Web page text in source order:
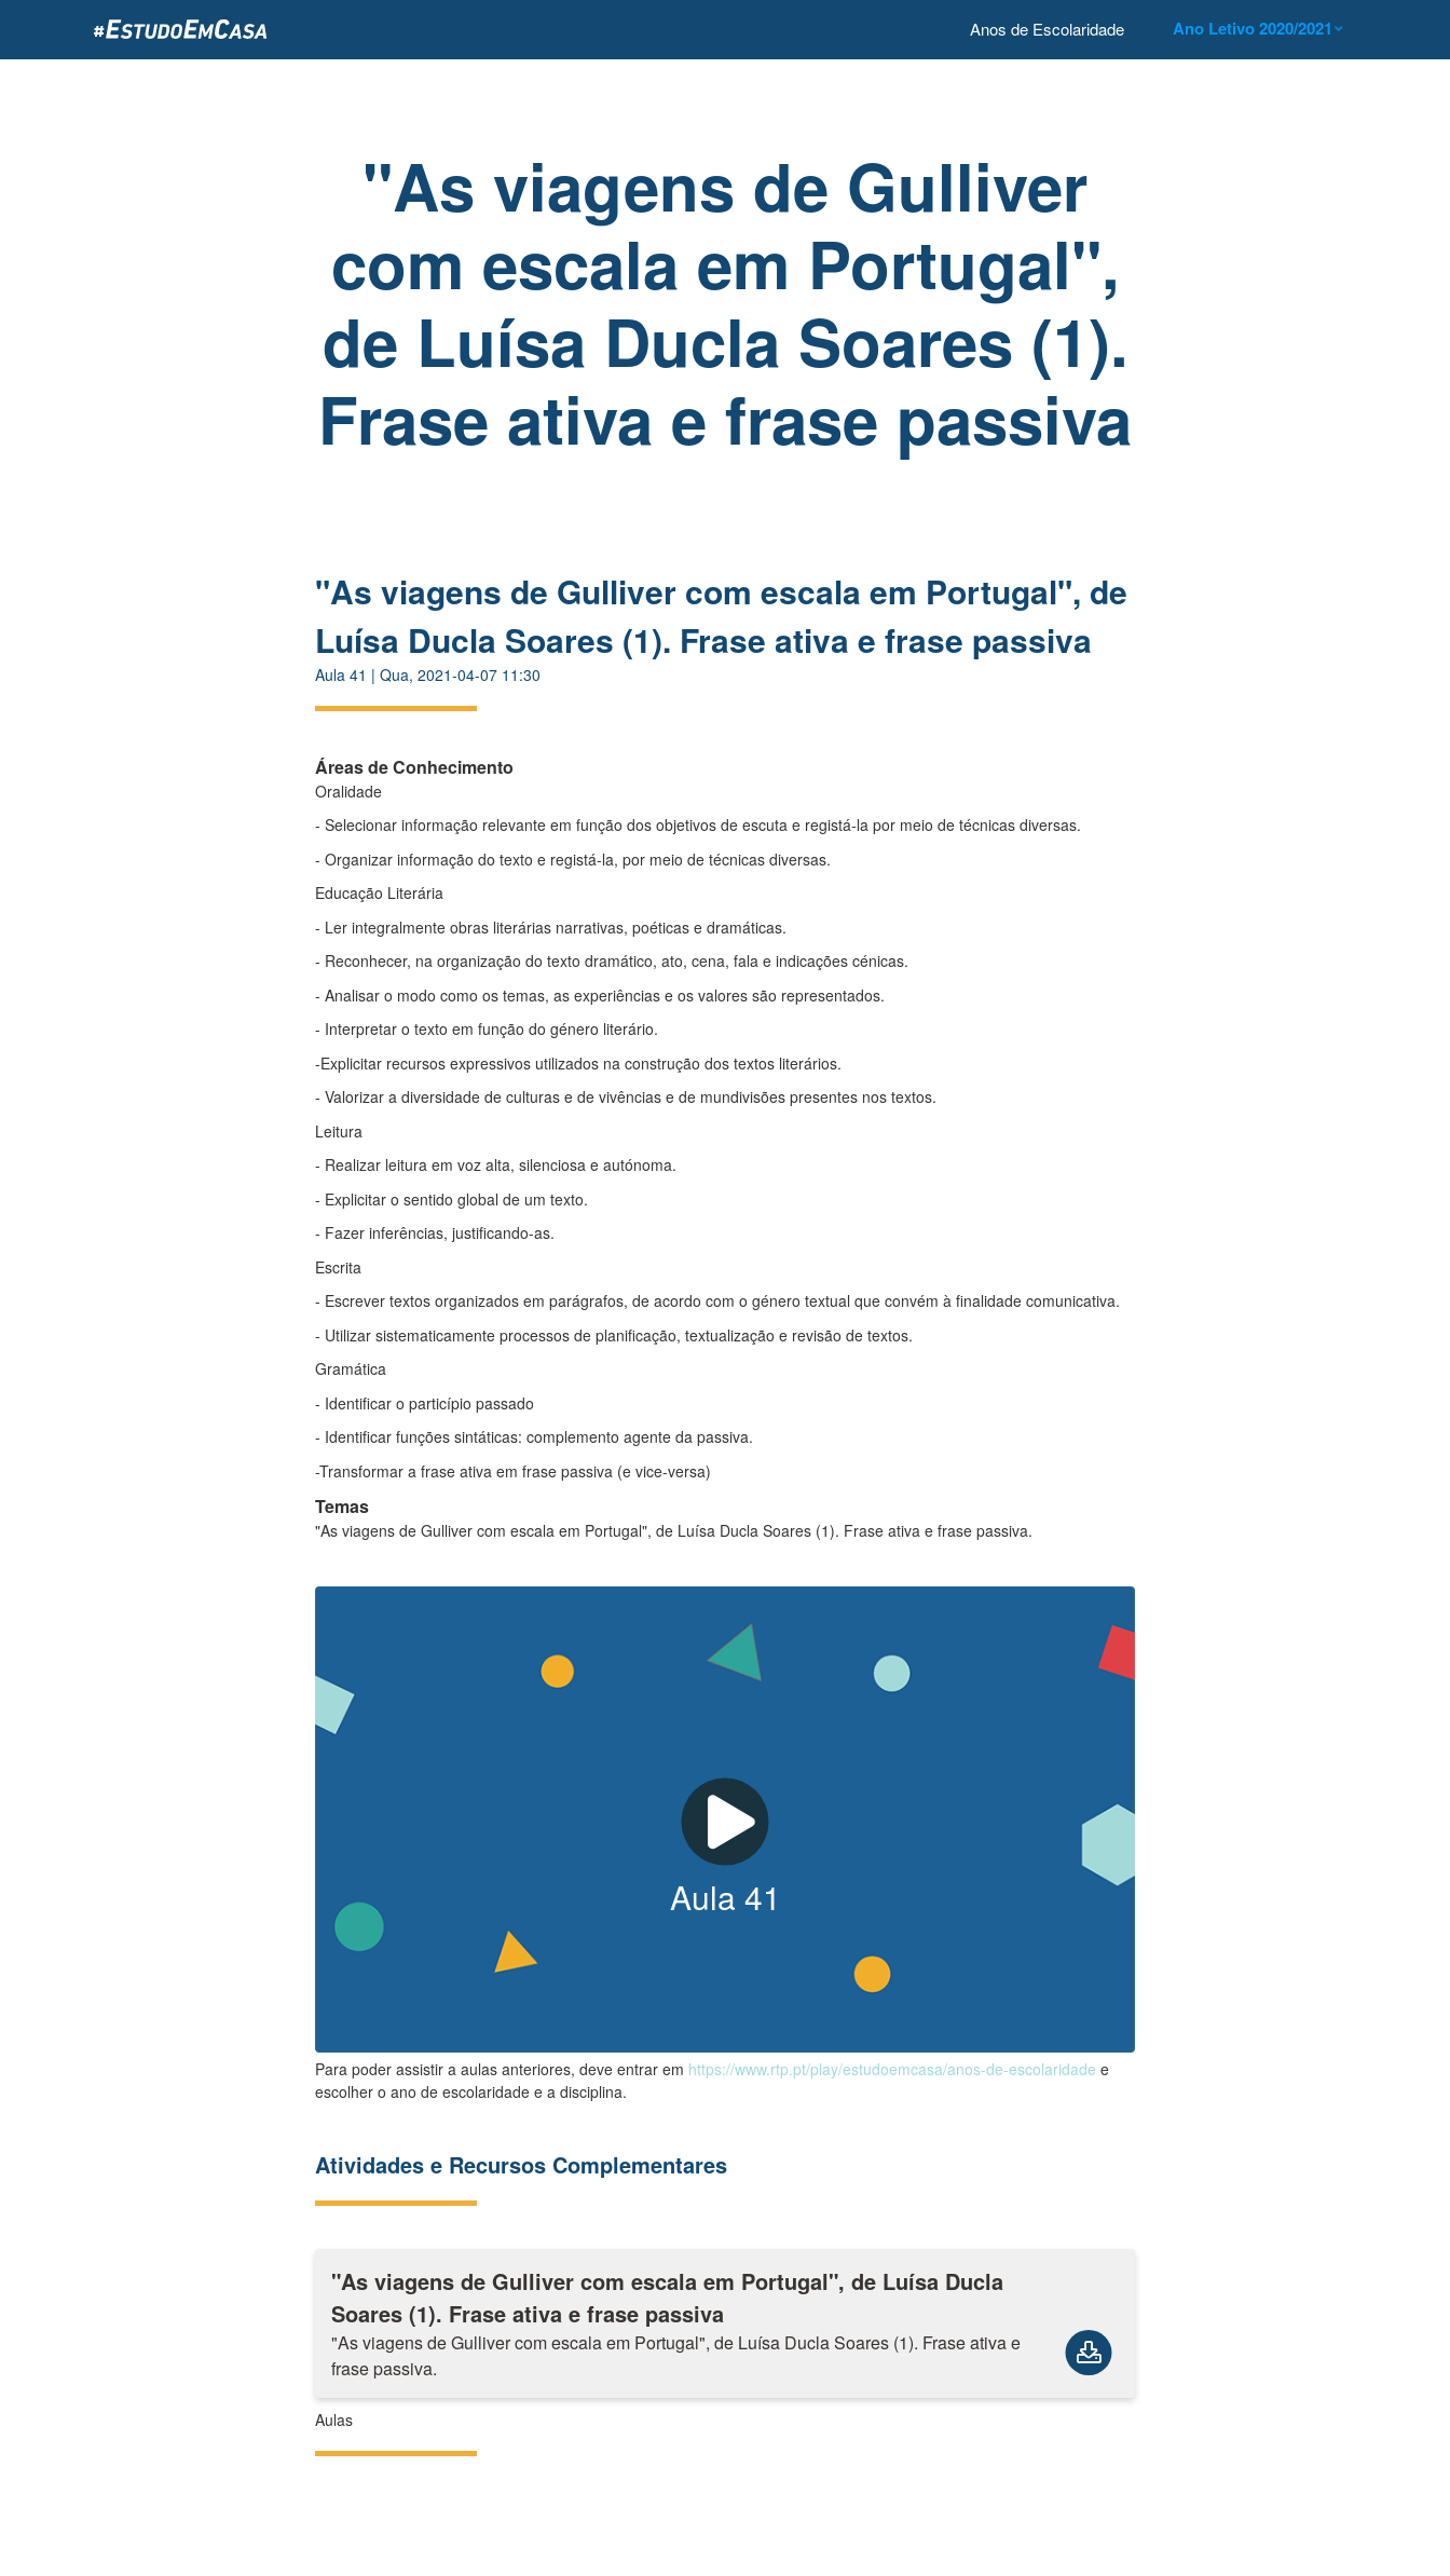
o
Anos de Escolaridade Ano Letivo 2020/2021
"As viagens de Gulliver
com escala em Portugal",
de Luísa Ducla Soares (1).
Frase ativa e frase passiva
"As viagens de Gulliver com escala em Portugal", de
Luísa Ducla Soares (1). Frase ativa e frase passiva
Aula 41 | Qua, 2021-04-07 11:30
Áreas de Conhecimento
Oralidade
- Selecionar informação relevante em função dos objetivos de escuta e registá-la por meio de técnicas diversas.
- Organizar informação do texto e registá-la, por meio de técnicas diversas.
Educação Literária
- Ler integralmente obras literárias narrativas, poéticas e dramáticas.
- Reconhecer, na organização do texto dramático, ato, cena, fala e indicações cénicas.
- Analisar o modo como os temas, as experiências e os valores são representados.
- Interpretar o texto em função do género literário.
-Explicitar recursos expressivos utilizados na construção dos textos literários.
- Valorizar a diversidade de culturas e de vivências e de mundivisões presentes nos textos.
Leitura
- Realizar leitura em voz alta, silenciosa e autónoma.
- Explicitar o sentido global de um texto.
- Fazer inferências, justificando-as.
Escrita
- Escrever textos organizados em parágrafos, de acordo com o género textual que convém à finalidade comunicativa.
- Utilizar sistematicamente processos de planificação, textualização e revisão de textos.
Gramática
- Identificar o particípio passado
- Identificar funções sintáticas: complemento agente da passiva.
-Transformar a frase ativa em frase passiva (e vice-versa)
Temas
"As viagens de Gulliver com escala em Portugal", de Luísa Ducla Soares (1). Frase ativa e frase passiva.
Aula 41
Para poder assistir a aulas anteriores, deve entrar em https://www.rtp.pt/play/estudoemcasa/anos-de-escolaridade e
escolher o ano de escolaridade e a disciplina.
Atividades e Recursos Complementares
"As viagens de Gulliver com escala em Portugal", de Luísa Ducla
Soares (1). Frase ativa e frase passiva
"As viagens de Gulliver com escala em Portugal", de Luísa Ducla Soares (1). Frase ativa e
frase passiva.
Aulas